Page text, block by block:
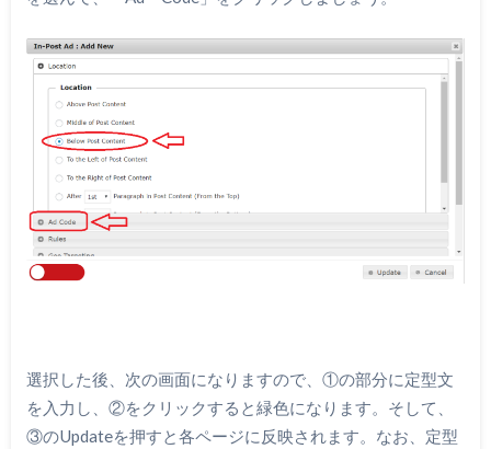
選択した後、次の画面になりますので、①の部分に定型文
を入力し、②をクリックすると緑色になります。そして、
③のUpdateを押すと各ページに反映されます。なお、定型